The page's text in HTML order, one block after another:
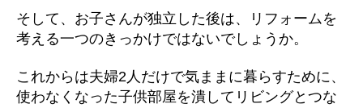
そして、お子さんが独立した後は、リフォームを
考える一つのきっかけではないでしょうか。
これからは夫婦2人だけで気ままに暮らすために、
使わなくなった子供部屋を潰してリビングとつな